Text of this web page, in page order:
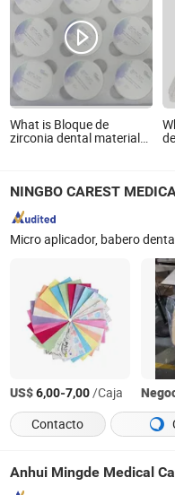
What is Bloque de
zirconia dental material
natural
NINGBO CAREST
US$6,00-7,00/Caja
Contacto
Anhui Mingde Medical